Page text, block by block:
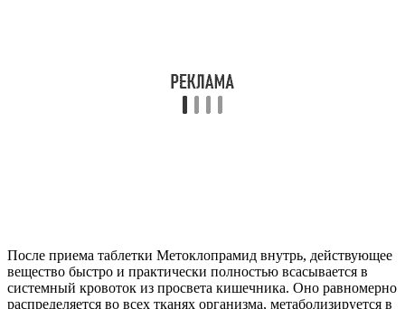
После приема таблетки Метоклопрамид внутрь, действующее
вещество быстро и практически полностью всасывается в
системный кровоток из просвета кишечника. Оно равномерно
распределяется во всех тканях организма, метаболизируется в